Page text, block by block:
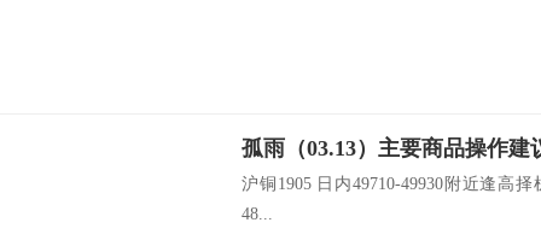
孤雨（03.13）主要商品操作建
沪铜1905 日内49710-49930附近逢高
48...